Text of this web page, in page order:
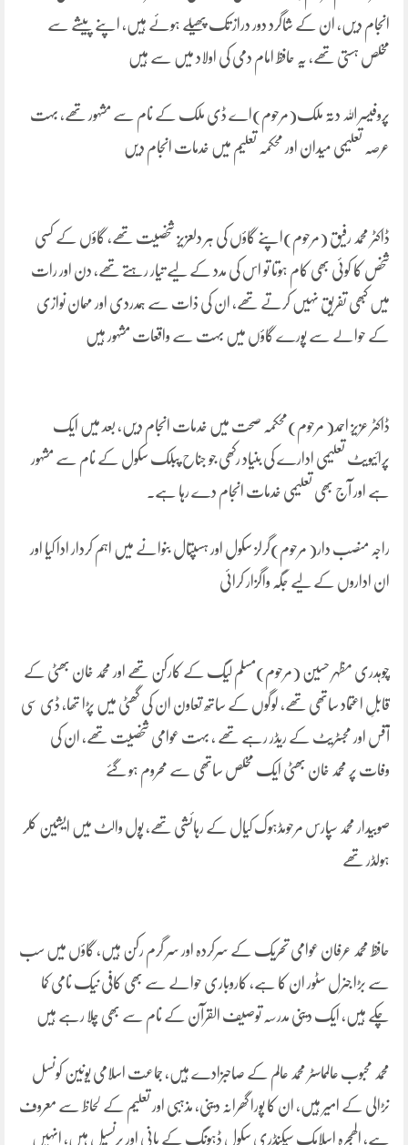
انجام دیں، ان کے شاگرد دور دراز تک پھیلے ہوئے ہیں، اپنے پیشے سے
مخلص ہستی تھے، یہ حافظ امام دمی کی اولاد میں سے ہیں
پروفیسر اللہ دتہ ملک(مرحوم)اے ڈی ملک کے نام سے مشہور تھے، بہت
عرصہ تعلیمی میدان اور محکمہ تعلیم میں خدمات انجام دیں
ڈاکٹر محمد رفیق (مرحوم)اپنے گاؤں کی ہر دلعزیز شخصیت تھے، گاؤں کے کسی
شخص کا کوئی بھی کام ہوتا تو اس کی مدد کے لیے تیار رہتے تھے، دن اور رات
میں کبھی تفریق نہیں کرتے تھے، ان کی ذات سے ہمدردی اور مہمان نوازی
کے حوالے سے پورے گاؤں میں بہت سے واقعات مشہور ہیں
ڈاکٹر عزیز احمد( مرحوم)محکمہ صحت میں خدمات انجام دیں، بعد میں ایک
پرائیویٹ تعلیمی ادارے کی بنیاد رکھی جو جناح پبلک سکول کے نام سے مشہور
ہے اور آج بھی تعلیمی خدمات انجام دے رہا ہے۔
راجہ منصب دار( مرحوم)گرلز سکول اور ہسپتال بنوانے میں اہم کردار ادا کیا اور
ان اداروں کے لیے جگہ واگزار کرائی
چوہدری مظہر حسین (مرحوم)مسلم لیگ کے کارکن تھے اور محمد خان بھٹی کے
قابلِ اعتماد ساتھی تھے، لوگوں کے ساتھ تعاون ان کی گھٹی میں پڑا تھا، ڈی سی
آفس اور مجسٹریٹ کے ریڈر رہے تھے ، بہت عوامی شخصیت تھے، ان کی
وفات پر محمد خان بھٹی ایک مخلص ساتھی سے محروم ہو گئے
صوبیدار محمد سپارس مرحومڈہوک کیال کے رہائشی تھے، پول والٹ میں ایشین کلر
ہولڈر تھے
حافظ محمد عرفان عوامی تحریک کے سرکردہ اور سر گرم رکن ہیں، گاؤں میں سب
سے بڑا جنرل سٹور ان کا ہے، کاروباری حوالے سے بھی کافی نیک نامی کما
چکے ہیں، ایک دینی مدرسہ توصیف القرآن کے نام سے بھی چلا رہے ہیں
محمد محبوب عالمماسٹر محمد عالم کے صاحبزادے ہیں، جماعت اسلامی یونین کونسل
نڑالی کے امیر ہیں، ان کا پورا گھرانہ دینی، مذہبی اور تعلیم کے لحاظ سے معروف
ہے، الھجرہ اسلامک سیکنڈری سکول ڈہونگ کے بانی اور پرنسپل ہیں، انہیں